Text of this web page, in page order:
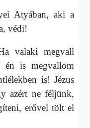
Atyában, aki a
védi!
valaki megvall
én is megvallom
is! Jézus
azért ne féljünk,
erővel tölt el